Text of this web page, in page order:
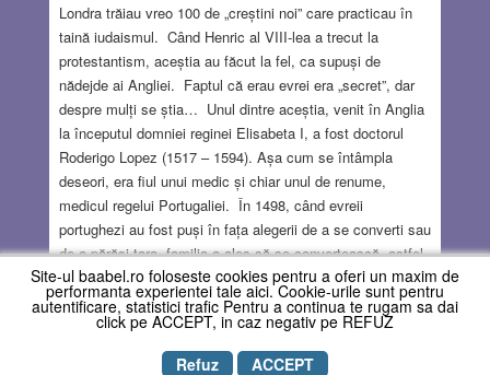
Londra trăiau vreo 100 de „creștini noi” care practicau în
taină iudaismul. Când Henric al VIII-lea a trecut la
protestantism, aceștia au făcut la fel, ca supuși de
nădejde ai Angliei. Faptul că erau evrei era „secret”, dar
despre mulți se știa… Unul dintre aceștia, venit în Anglia
la începutul domniei reginei Elisabeta I, a fost doctorul
Roderigo Lopez (1517 – 1594). Așa cum se întâmpla
deseori, era fiul unui medic și chiar unul de renume,
medicul regelui Portugaliei. În 1498, când evreii
portughezi au fost puși în fața alegerii de a se converti sau
de a părăsi țara, familia a ales să se convertească, astfel
că Roderigo s-a născut deja „creștin”. A studiat la
Coimbra și a început să practice medicina, dar cum
Inchiziția îl bănuia că practică pe ascuns iudaismul, a
decis că era mai bine să se facă nevăzut – și în 1559 s-a
Site-ul baabel.ro foloseste cookies pentru a oferi un maxim de
performanta experientei tale aici. Cookie-urile sunt pentru
autentificare, statistici trafic Pentru a continua te rugam sa dai
click pe ACCEPT, in caz negativ pe REFUZ
Refuz
ACCEPT